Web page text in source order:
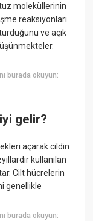
moleküllerinin
reaksiyonları
ve açık
burada okuyun:
gelir?
açarak cildin
kullanılan
Cilt hücrelerin
genellikle
burada okuyun: